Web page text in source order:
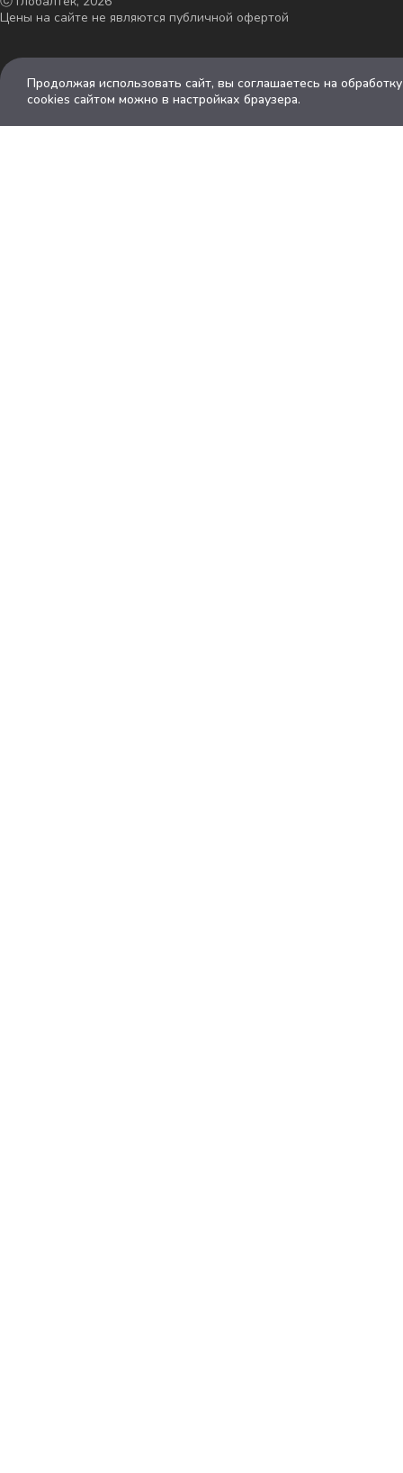
Цены на сайте не являются публичной офертой
Продолжая использовать сайт, вы соглашаетесь на
cookies сайтом можно в настройках браузера.